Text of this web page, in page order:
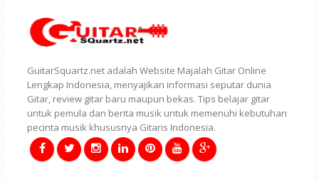
GuitarSquartz.net adalah Website Majalah Gitar Online
Lengkap Indonesia, menyajikan informasi seputar dunia
Gitar, review gitar baru maupun bekas. Tips belajar gitar
untuk pemula dan berita musik untuk memenuhi kebutuhan
pecinta musik khususnya Gitaris Indonesia.